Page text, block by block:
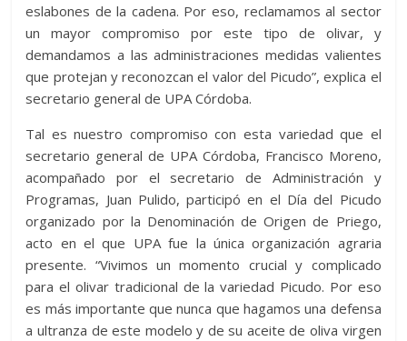
eslabones de la cadena. Por eso, reclamamos al sector
un mayor compromiso por este tipo de olivar, y
demandamos a las administraciones medidas valientes
que protejan y reconozcan el valor del Picudo”, explica el
secretario general de UPA Córdoba.
Tal es nuestro compromiso con esta variedad que el
secretario general de UPA Córdoba, Francisco Moreno,
acompañado por el secretario de Administración y
Programas, Juan Pulido, participó en el Día del Picudo
organizado por la Denominación de Origen de Priego,
acto en el que UPA fue la única organización agraria
presente. “Vivimos un momento crucial y complicado
para el olivar tradicional de la variedad Picudo. Por eso
es más importante que nunca que hagamos una defensa
a ultranza de este modelo y de su aceite de oliva virgen